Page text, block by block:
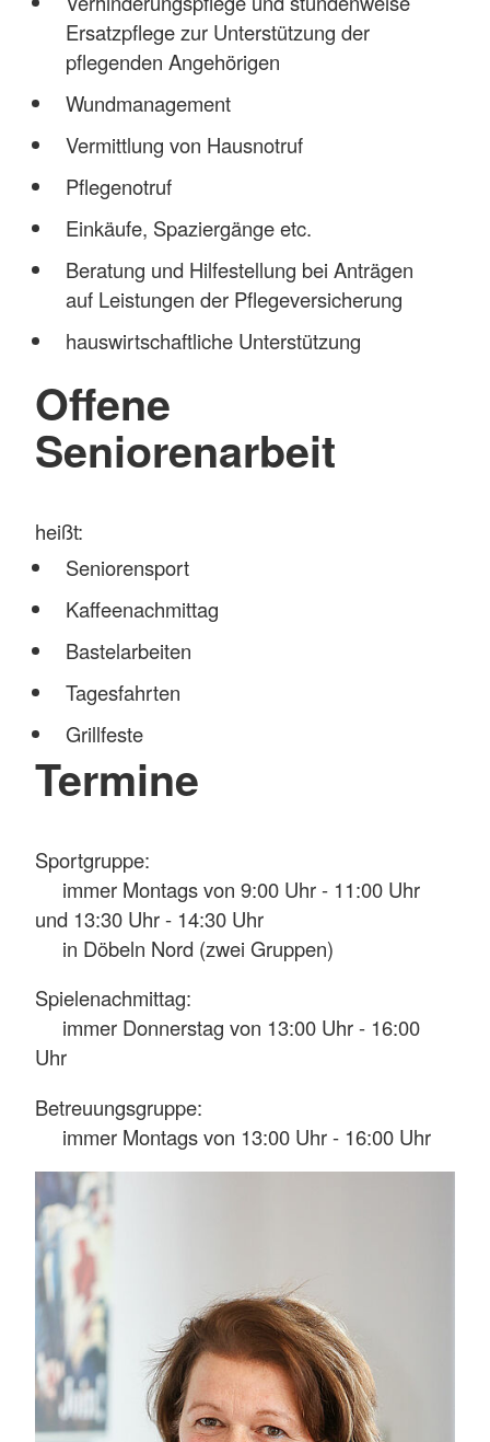
Ersatzpflege zur Unterstützung der
pflegenden Angehörigen
Wundmanagement
Vermittlung von Hausnotruf
Pflegenotruf
Einkäufe, Spaziergänge etc.
Beratung und Hilfestellung bei Anträgen
auf Leistungen der Pflegeversicherung
hauswirtschaftliche Unterstützung
Offene
Seniorenarbeit
heißt:
Seniorensport
Kaffeenachmittag
Bastelarbeiten
Tagesfahrten
Grillfeste
Termine
Sportgruppe:
immer Montags von 9:00 Uhr - 11:00 Uhr
und 13:30 Uhr - 14:30 Uhr
in Döbeln Nord (zwei Gruppen)
Spielenachmittag:
immer Donnerstag von 13:00 Uhr - 16:00
Uhr
Betreuungsgruppe:
immer Montags von 13:00 Uhr - 16:00 Uhr